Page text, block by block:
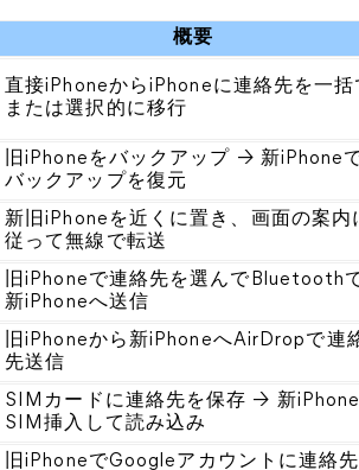
概要
直接iPhoneからiPhoneに連絡先を一括
または選択的に移行
旧iPhoneをバックアップ → 新iPhone
バックアップを復元
新旧iPhoneを近くに置き、画面の案内
従って無線で転送
旧iPhoneで連絡先を選んでBluetooth
新iPhoneへ送信
旧iPhoneから新iPhoneへAirDropで連
先送信
SIMカードに連絡先を保存 → 新
SIM挿入して読み込み
旧iPhoneでGoogleアカウントに連絡先